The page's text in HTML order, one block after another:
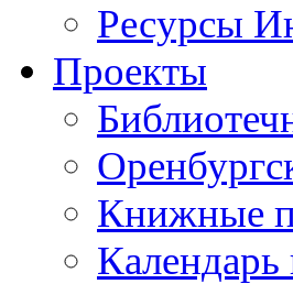
Ресурсы
Проекты
Книжные